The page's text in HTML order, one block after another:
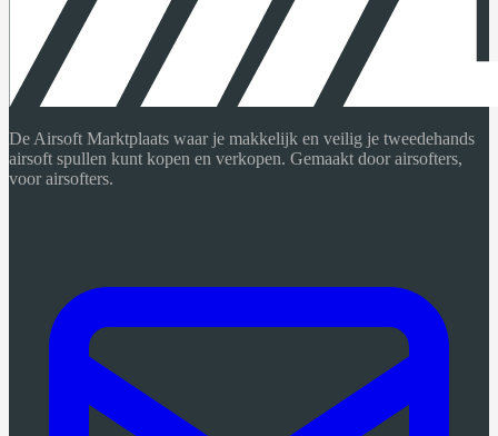
De Airsoft Marktplaats waar je makkelijk en veilig je tweedehands
airsoft spullen kunt kopen en verkopen. Gemaakt door airsofters,
voor airsofters.